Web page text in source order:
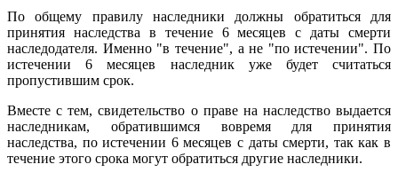
По общему правилу наследники должны обратиться для
принятия наследства в течение 6 месяцев с даты смерти
наследодателя. Именно "в течение", а не "по истечении". По
истечении 6 месяцев наследник уже будет считаться
пропустившим срок.
Вместе с тем, свидетельство о праве на наследство выдается
наследникам, обратившимся вовремя для принятия
наследства, по истечении 6 месяцев с даты смерти, так как в
течение этого срока могут обратиться другие наследники.